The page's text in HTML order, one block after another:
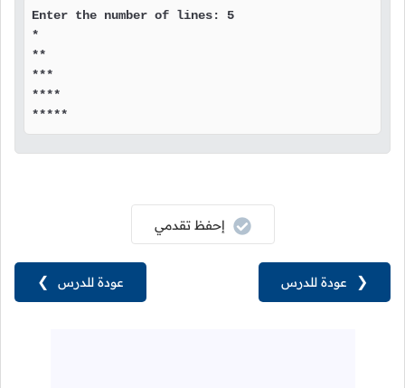
Enter the number of lines: 5
*
**
***
****
*****
عودة للدرس ❯
إحفظ تقدمي
❮ عودة للدرس